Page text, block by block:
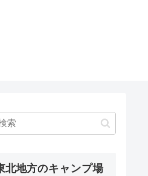
北地方のキャンプ場